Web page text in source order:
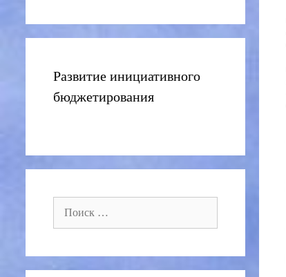
Развитие инициативного
бюджетирования
Поиск: